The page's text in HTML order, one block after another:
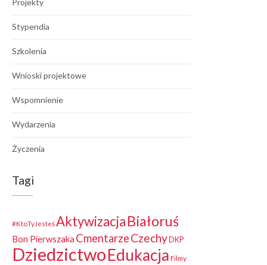
Projekty
Stypendia
Szkolenia
Wnioski projektowe
Wspomnienie
Wydarzenia
Życzenia
Tagi
#KtoTyJesteśAktywizacjaBiałoruś
Bon Pierwszaka CmentarzeCzechy DKP
DziedzictwoEdukacja Filmy